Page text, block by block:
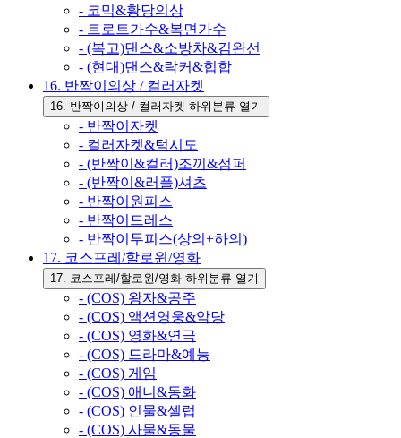
- 코믹&황당의상
- 트로트가수&복면가수
- (복고)댄스&소방차&김완선
- (현대)댄스&락커&힙합
16. 반짝이의상 / 컬러자켓
16. 반짝이의상 / 컬러자켓 하위분류 열기
- 반짝이자켓
- 컬러자켓&턱시도
- (반짝이&컬러)조끼&점퍼
- (반짝이&러플)셔츠
- 반짝이원피스
- 반짝이드레스
- 반짝이투피스(상의+하의)
17. 코스프레/할로윈/영화
17. 코스프레/할로윈/영화 하위분류 열기
- (COS) 왕자&공주
- (COS) 액션영웅&악당
- (COS) 영화&연극
- (COS) 드라마&예능
- (COS) 게임
- (COS) 애니&동화
- (COS) 인물&셀럽
- (COS) 사물&동물